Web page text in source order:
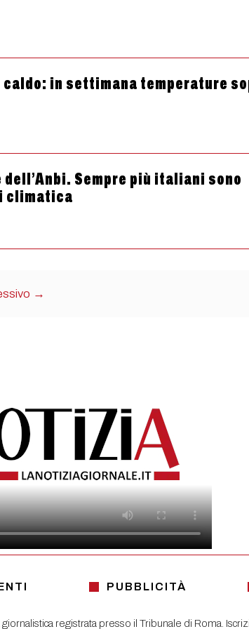
in settimana temperature
Sempre più italiani sono
climatica
→
PUBBLICITÀ
registrata presso il Tribunale di Roma.